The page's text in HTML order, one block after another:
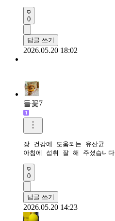
0
답글 쓰기
2026.05.20 18:02
들꽃7
장 건강에 도움되는 유산균
아침에 섭취 잘 해 주셨습니다
0
답글 쓰기
2026.05.20 14:23